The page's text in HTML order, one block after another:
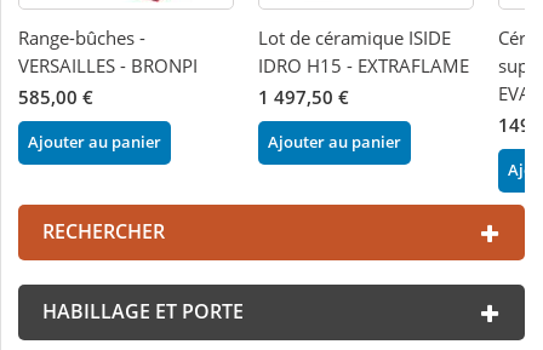
Range-bûches -
VERSAILLES - BRONPI
585,00 €
Ajouter au panier
Lot de céramique ISIDE
IDRO H15 - EXTRAFLAME
1 497,50 €
Ajouter au panier
RECHERCHER
HABILLAGE ET PORTE